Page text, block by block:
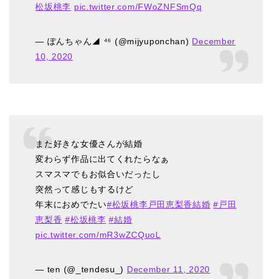
松坂桃李 pic.twitter.com/FWoZNFSmQq
— ぽんちゃん◢ ⁴⁶ (@mijyuponchan) December
10, 2020
また好きな女優さんが結婚
変わらず作品に出てくれたらなぁ
スマスマでもお似合いだったし
突然って感じもするけど
年末におめでたい#松坂桃李戸田恵梨香結婚 #戸田
恵梨香 #松坂桃李 #結婚
pic.twitter.com/mR3wZCQuoL
— ten (@_tendesu_) December 11, 2020